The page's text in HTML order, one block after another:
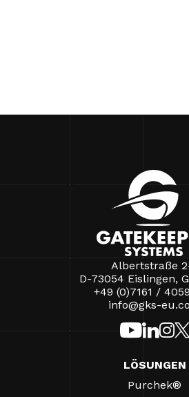
Albertstraße
D-73054 Eislingen,
+49 (0)7161 /
info@gks-
LÖSUNGEN
Purchek®